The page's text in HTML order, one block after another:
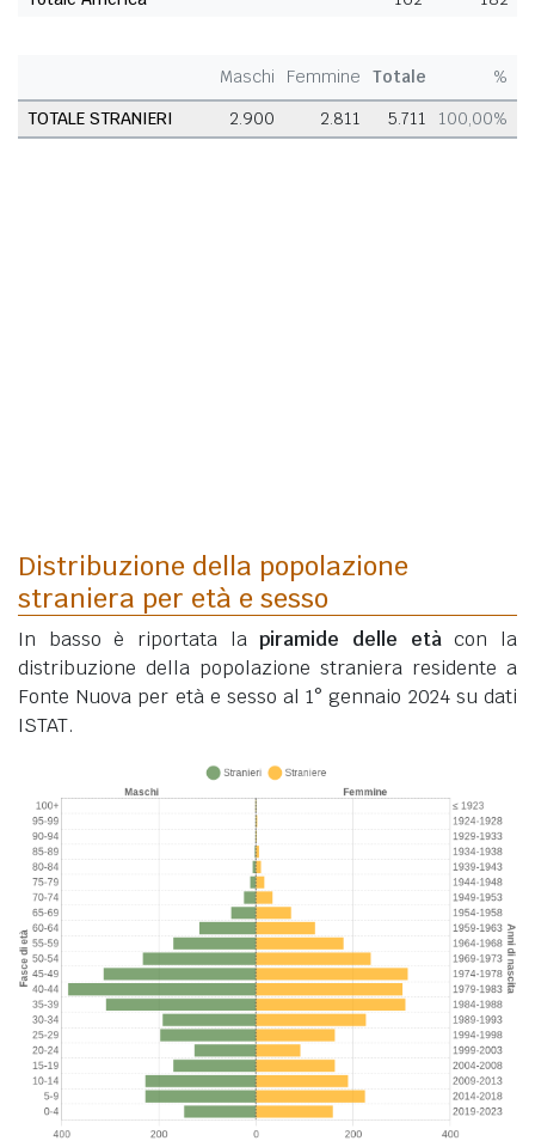
Maschi Femmine Totale
%
TOTALE STRANIERI
2.900 2.811 5.711 100,00%
Distribuzione della popolazione
straniera per età e sesso
In basso è riportata lapiramide delle etàcon la
distribuzione della popolazione straniera residente a
Fonte Nuova per età e sesso al 1° gennaio 2024 su dati
ISTAT.